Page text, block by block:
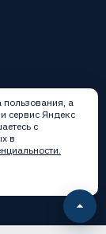
а
сервис Яндекс
с
в